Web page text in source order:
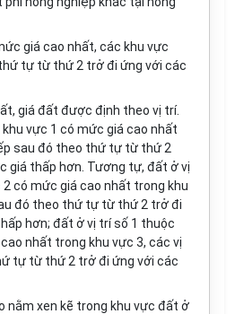
giá cao nhất, các khu vực
tự từ thứ 2 trở đi ứng với các
giá đất được định theo vị trí.
vực 1 có mức giá cao nhất
sau đó theo thứ tự từ thứ 2
giá thấp hơn. Tương tự, đất ở vị
có mức giá cao nhất trong khu
đó theo thứ tự từ thứ 2 trở đi
hơn; đất ở vị trí số 1 thuộc
nhất trong khu vực 3, các vị
tự từ thứ 2 trở đi ứng với các
nằm xen kẽ trong khu vực đất ở